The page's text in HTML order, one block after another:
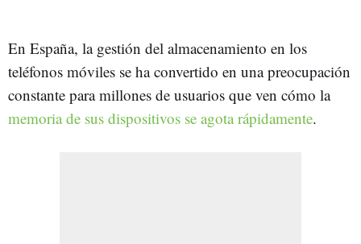
En España, la gestión del almacenamiento en los
teléfonos móviles se ha convertido en una preocupación
constante para millones de usuarios que ven cómo la
memoria de sus dispositivos se agota rápidamente.